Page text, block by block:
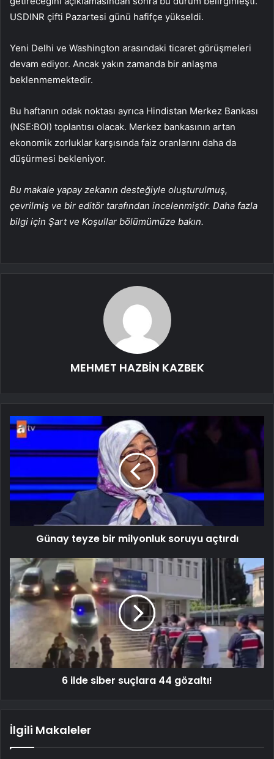
USDINR çifti Pazartesi günü hafifçe yükseldi.
Yeni Delhi ve Washington arasındaki ticaret görüşmeleri
devam ediyor. Ancak yakın zamanda bir anlaşma
beklenmemektedir.
Bu haftanın odak noktası ayrıca Hindistan Merkez Bankası
(NSE:BOI) toplantısı olacak. Merkez bankasının artan
ekonomik zorluklar karşısında faiz oranlarını daha da
düşürmesi bekleniyor.
Bu makale yapay zekanın desteğiyle oluşturulmuş,
çevrilmiş ve bir editör tarafından incelenmiştir. Daha fazla
bilgi için Şart ve Koşullar bölümümüze bakın.
MEHMET HAZBİN KAZBEK
Günay teyze bir milyonluk soruyu açtırdı
6 ilde siber suçlara 44 gözaltı!
İlgili Makaleler